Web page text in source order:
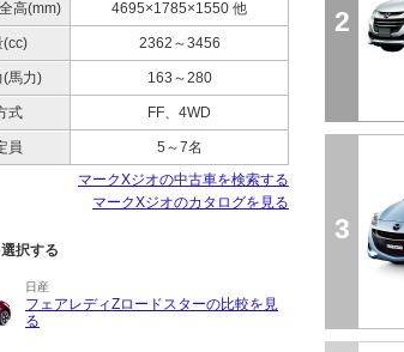
高(mm) 4695×1785×1550 他
(cc) 2362～3456
(馬力) 163～280
式 FF、4WD
員
5～7名
マークXジオの中古車を検索する
マークXジオのカタログを見る
択する
日産
フェアレディZロードスターの比較を見
る
2
3